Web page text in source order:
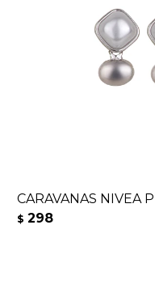
CARAVANAS NIVEA
$ 298